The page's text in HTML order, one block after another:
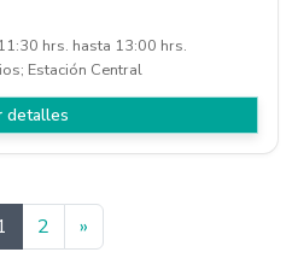
hrs. hasta 13:00 hrs.
Estación Central
detalles
2 »Siguiente